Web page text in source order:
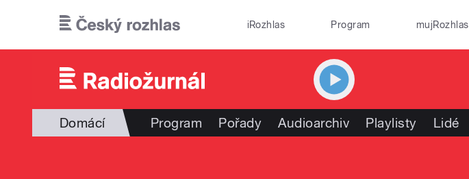
iRozhlas Program mujRozhlas
Domácí Program Pořady Audioarchiv Playlisty Lidé